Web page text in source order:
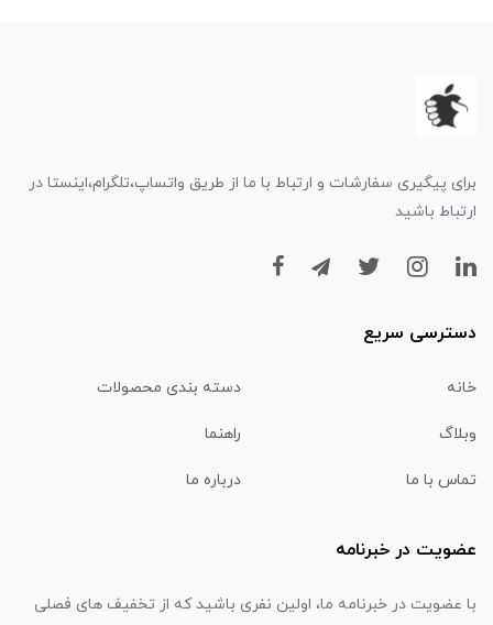
برای پیگیری سفارشات و ارتباط با ما از طریق واتساپ،تلگرام،اینستا در
ارتباط باشید
دسترسی سریع
خانه دسته بندی محصولات
وبلاگ راهنما
تماس با ما درباره ما
عضویت در خبرنامه
با عضویت در خبرنامه ما، اولین نفری باشید که از تخفیف های فصلی